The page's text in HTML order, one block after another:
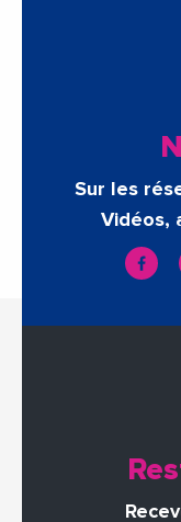
Sur les
Vidéos,